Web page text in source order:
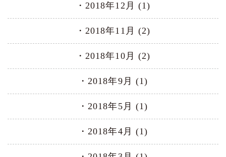
2018年12月 (1)
2018年11月 (2)
2018年10月 (2)
2018年9月 (1)
2018年5月 (1)
2018年4月 (1)